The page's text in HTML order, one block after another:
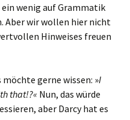
wenig auf Grammatik
Aber wir wollen hier nicht
Hinweises freuen
möchte gerne wissen: »I
that!?« Nun, das würde
aber Darcy hat es